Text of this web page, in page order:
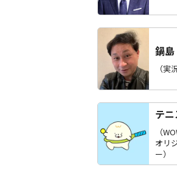
鍋
（実
テ
（
オリ
ー）